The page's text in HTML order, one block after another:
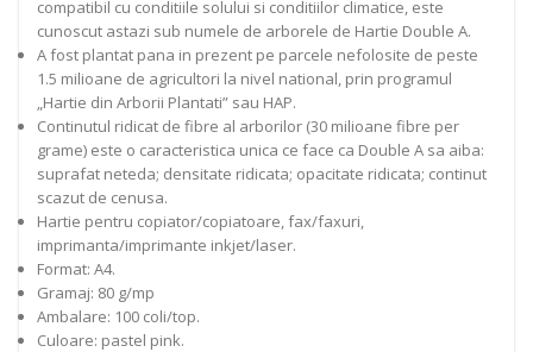
compatibil cu conditiile solului si conditiilor climatice, este
cunoscut astazi sub numele de arborele de Hartie Double A.
A fost plantat pana in prezent pe parcele nefolosite de peste
1.5 milioane de agricultori la nivel national, prin programul
„Hartie din Arborii Plantati” sau HAP.
Continutul ridicat de fibre al arborilor (30 milioane fibre per
grame) este o caracteristica unica ce face ca Double A sa aiba:
suprafat neteda; densitate ridicata; opacitate ridicata; continut
scazut de cenusa.
Hartie pentru copiator/copiatoare, fax/faxuri,
imprimanta/imprimante inkjet/laser.
Format: A4.
Gramaj: 80 g/mp
Ambalare: 100 coli/top.
Culoare: pastel pink.